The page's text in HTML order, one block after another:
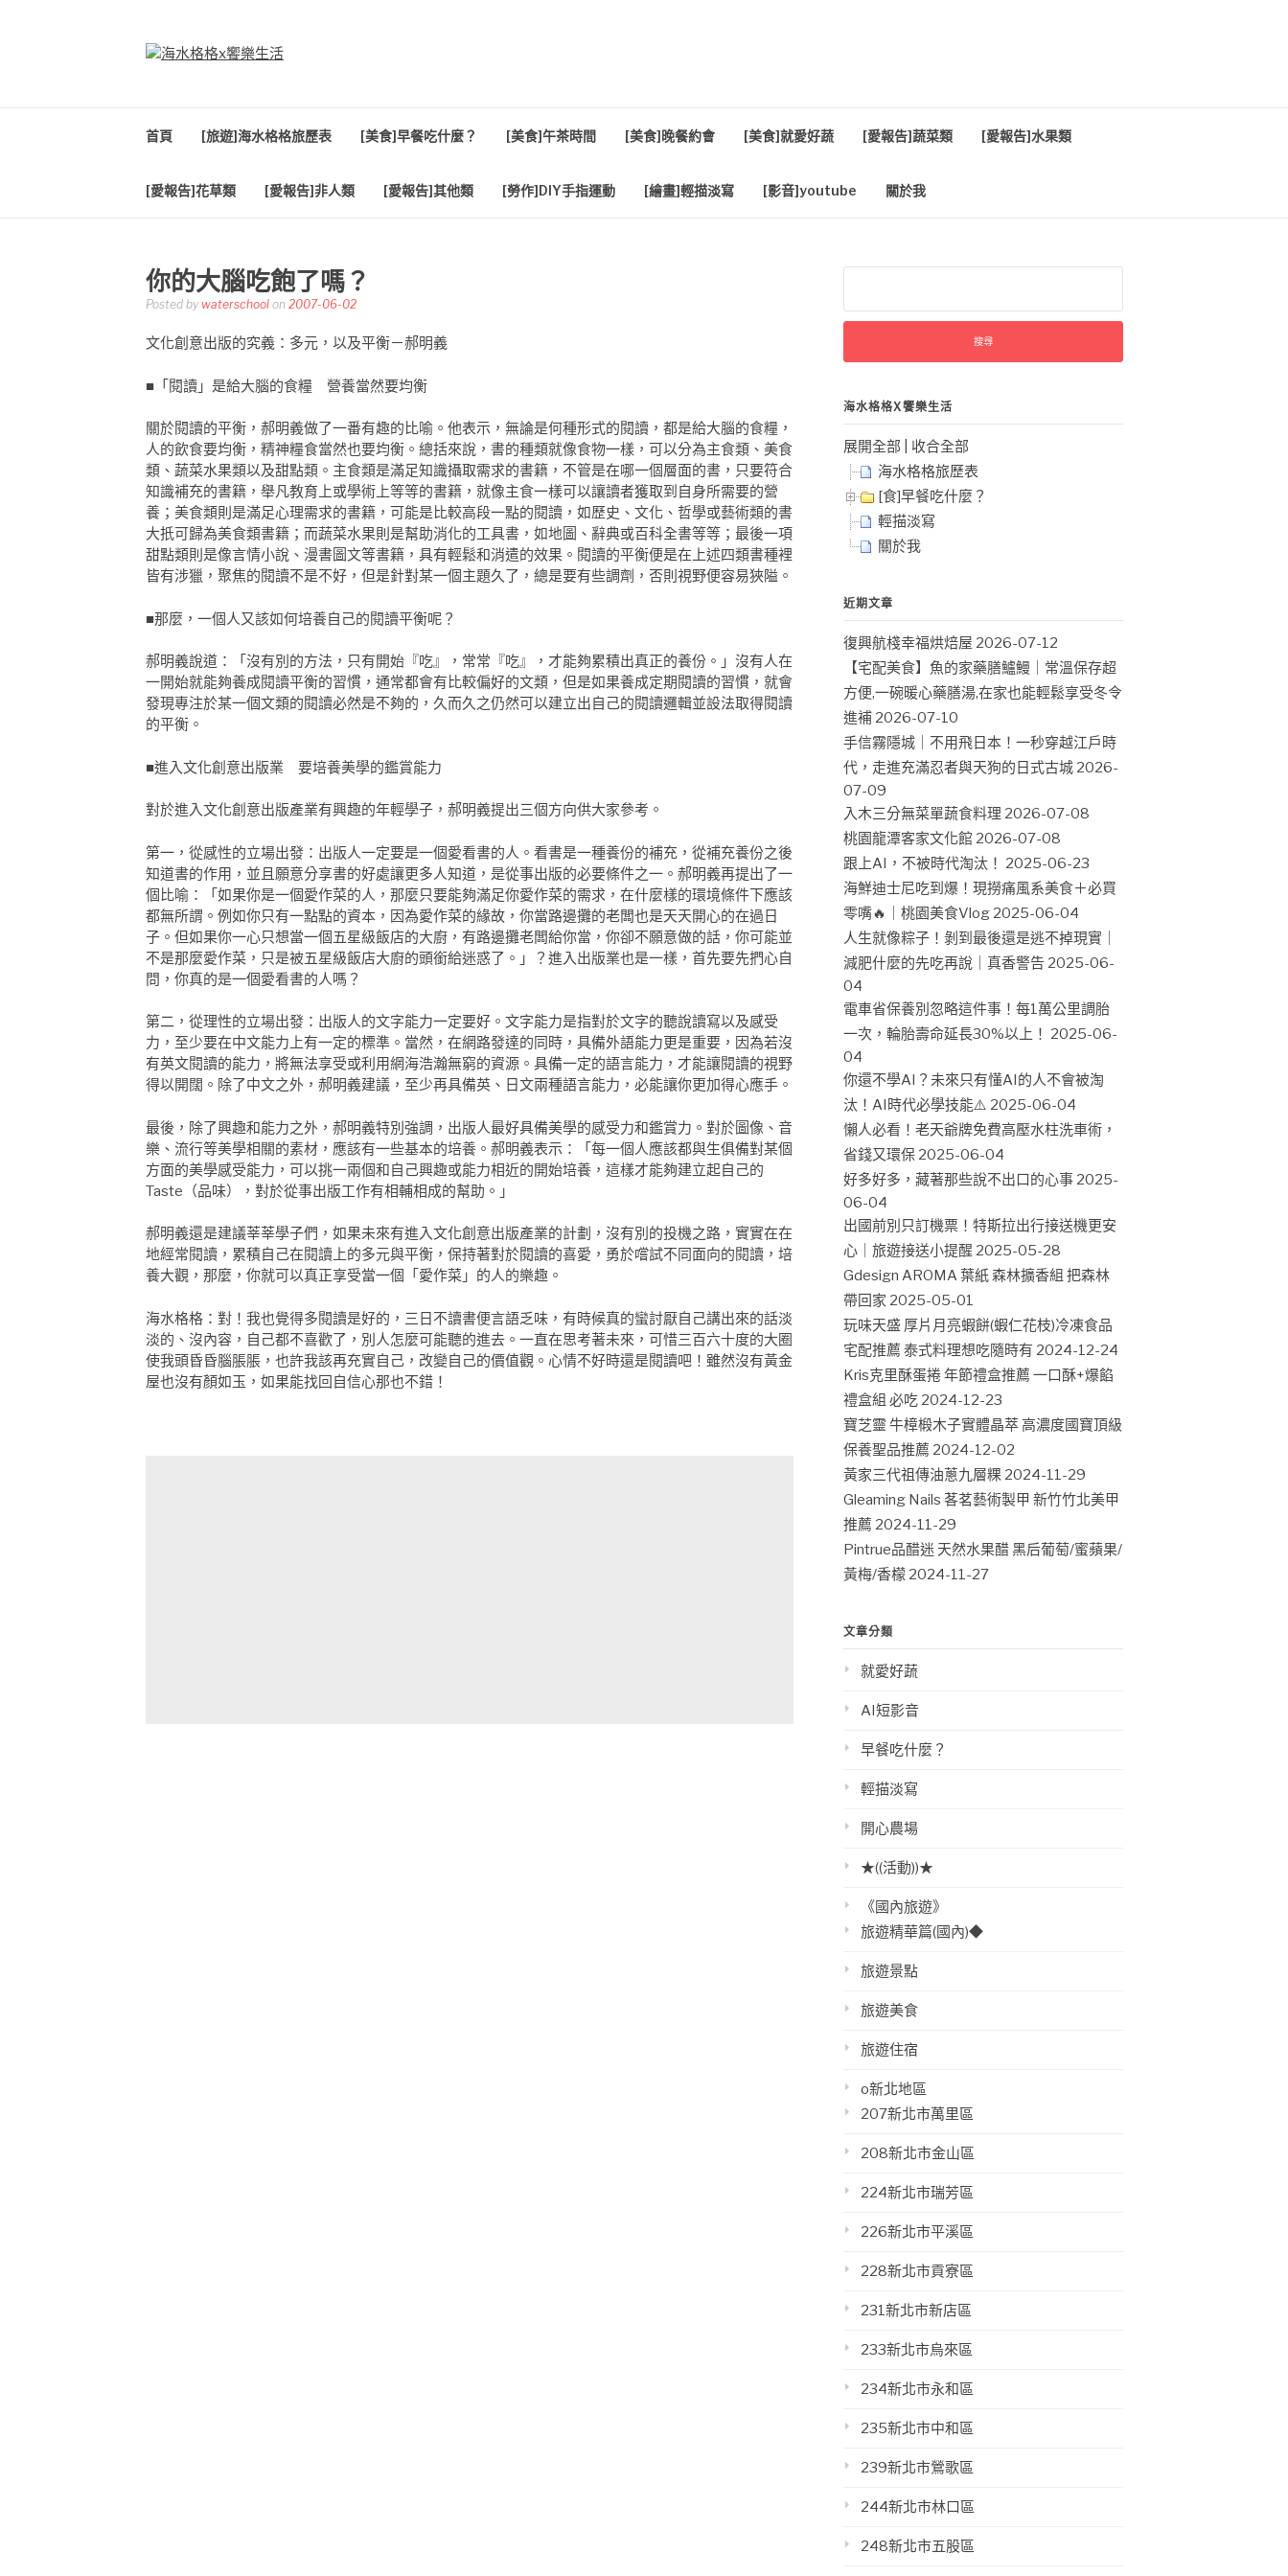
首頁 [旅遊]海水格格旅歷表 [美食]早餐吃什麼？ [美食]午茶時間 [美食]晚餐約會 [美食]就愛好蔬 [愛報告]蔬菜類 [愛報告]水果類
[愛報告]花草類 [愛報告]非人類 [愛報告]其他類 [勞作]DIY手指運動 [繪畫]輕描淡寫 [影音]youtube 關於我
你的大腦吃飽了嗎？
Posted by waterschool on 2007-06-02
文化創意出版的究義：多元，以及平衡－郝明義
■「閱讀」是給大腦的食糧 營養當然要均衡
關於閱讀的平衡，郝明義做了一番有趣的比喻。他表示，無論是何種形式的閱讀，都是給大腦的食糧，
人的飲食要均衡，精神糧食當然也要均衡。總括來說，書的種類就像食物一樣，可以分為主食類、美食
類、蔬菜水果類以及甜點類。主食類是滿足知識攝取需求的書籍，不管是在哪一個層面的書，只要符合
知識補充的書籍，舉凡教育上或學術上等等的書籍，就像主食一樣可以讓讀者獲取到自身所需要的營
養；美食類則是滿足心理需求的書籍，可能是比較高段一點的閱讀，如歷史、文化、哲學或藝術類的書
大扺可歸為美食類書籍；而蔬菜水果則是幫助消化的工具書，如地圖、辭典或百科全書等等；最後一項
甜點類則是像言情小說、漫書圖文等書籍，具有輕鬆和消遣的效果。閱讀的平衡便是在上述四類書種裡
皆有涉獵，聚焦的閱讀不是不好，但是針對某一個主題久了，總是要有些調劑，否則視野便容易狹隘。
■那麼，一個人又該如何培養自己的閱讀平衡呢？
郝明義說道：「沒有別的方法，只有開始『吃』，常常『吃』，才能夠累積出真正的養份。」沒有人在
一開始就能夠養成閱讀平衡的習慣，通常都會有比較偏好的文類，但是如果養成定期閱讀的習慣，就會
發現專注於某一個文類的閱讀必然是不夠的，久而久之仍然可以建立出自己的閱讀邏輯並設法取得閱讀
的平衡。
■進入文化創意出版業 要培養美學的鑑賞能力
對於進入文化創意出版產業有興趣的年輕學子，郝明義提出三個方向供大家參考。
第一，從感性的立場出發：出版人一定要是一個愛看書的人。看書是一種養份的補充，從補充養份之後
知道書的作用，並且願意分享書的好處讓更多人知道，是從事出版的必要條件之一。郝明義再提出了一
個比喻：「如果你是一個愛作菜的人，那麼只要能夠滿足你愛作菜的需求，在什麼樣的環境條件下應該
都無所謂。例如你只有一點點的資本，因為愛作菜的緣故，你當路邊攤的老闆也是天天開心的在過日
子。但如果你一心只想當一個五星級飯店的大廚，有路邊攤老闆給你當，你卻不願意做的話，你可能並
不是那麼愛作菜，只是被五星級飯店大廚的頭銜給迷惑了。」？進入出版業也是一樣，首先要先捫心自
問，你真的是一個愛看書的人嗎？
第二，從理性的立場出發：出版人的文字能力一定要好。文字能力是指對於文字的聽說讀寫以及感受
力，至少要在中文能力上有一定的標準。當然，在網路發達的同時，具備外語能力更是重要，因為若沒
有英文閱讀的能力，將無法享受或利用網海浩瀚無窮的資源。具備一定的語言能力，才能讓閱讀的視野
得以開闊。除了中文之外，郝明義建議，至少再具備英、日文兩種語言能力，必能讓你更加得心應手。
最後，除了興趣和能力之外，郝明義特別強調，出版人最好具備美學的感受力和鑑賞力。對於圖像、音
樂、流行等美學相關的素材，應該有一些基本的培養。郝明義表示：「每一個人應該都與生俱備對某個
方面的美學感受能力，可以挑一兩個和自己興趣或能力相近的開始培養，這樣才能夠建立起自己的
Taste（品味），對於從事出版工作有相輔相成的幫助。」
郝明義還是建議莘莘學子們，如果未來有進入文化創意出版產業的計劃，沒有別的投機之路，實實在在
地經常閱讀，累積自己在閱讀上的多元與平衡，保持著對於閱讀的喜愛，勇於嚐試不同面向的閱讀，培
養大觀，那麼，你就可以真正享受當一個「愛作菜」的人的樂趣。
海水格格：對！我也覺得多閱讀是好的，三日不讀書便言語乏味，有時候真的蠻討厭自己講出來的話淡
淡的、沒內容，自己都不喜歡了，別人怎麼可能聽的進去。一直在思考著未來，可惜三百六十度的大圈
使我頭昏昏腦脹脹，也許我該再充實自己，改變自己的價值觀。心情不好時還是閱讀吧！雖然沒有黃金
屋也沒有顏如玉，如果能找回自信心那也不錯！
關
字:
海水格格X饗樂生活
展開全部
收合全部
海水格格旅歷表
[食]早餐吃什麼？
輕描淡寫
關於我
近期文章
復興航棧幸福烘焙屋 2026-07-12
【宅配美食】魚的家藥膳鱸鰻｜常溫保存超
方便,一碗暖心藥膳湯,在家也能輕鬆享受冬令
進補 2026-07-10
手信霧隱城｜不用飛日本！一秒穿越江戶時
代，走進充滿忍者與天狗的日式古城 2026-
07-09
入木三分無菜單蔬食料理 2026-07-08
桃園龍潭客家文化館 2026-07-08
跟上AI，不被時代淘汰！ 2025-06-23
海鮮迪士尼吃到爆！現撈痛風系美食＋必買
零嘴🔥｜桃園美食Vlog 2025-06-04
人生就像粽子！剝到最後還是逃不掉現實｜
減肥什麼的先吃再說｜真香警告 2025-06-
04
電車省保養別忽略這件事！每1萬公里調胎
一次，輪胎壽命延長30%以上！ 2025-06-
04
你還不學AI？未來只有懂AI的人不會被淘
汰！AI時代必學技能⚠️ 2025-06-04
懶人必看！老天爺牌免費高壓水柱洗車術，
省錢又環保 2025-06-04
好多好多，藏著那些說不出口的心事 2025-
06-04
出國前別只訂機票！特斯拉出行接送機更安
心｜旅遊接送小提醒 2025-05-28
Gdesign AROMA 葉紙 森林擴香組 把森林
帶回家 2025-05-01
玩味天盛 厚片月亮蝦餅(蝦仁花枝)冷凍食品
宅配推薦 泰式料理想吃隨時有 2024-12-24
Kris克里酥蛋捲 年節禮盒推薦 一口酥+爆餡
禮盒組 必吃 2024-12-23
寶芝靈 牛樟椴木子實體晶萃 高濃度國寶頂級
保養聖品推薦 2024-12-02
黃家三代祖傳油蔥九層粿 2024-11-29
Gleaming Nails 茖茗藝術製甲 新竹竹北美甲
推薦 2024-11-29
Pintrue品醋迷 天然水果醋 黑后葡萄/蜜蘋果/
黃梅/香檬 2024-11-27
文章分類
就愛好蔬
AI短影音
早餐吃什麼？
輕描淡寫
開心農場
★((活動))★
《國內旅遊》
旅遊精華篇(國內)◆
旅遊景點
旅遊美食
旅遊住宿
o新北地區
207新北市萬里區
208新北市金山區
224新北市瑞芳區
226新北市平溪區
228新北市貢寮區
231新北市新店區
233新北市烏來區
234新北市永和區
235新北市中和區
239新北市鶯歌區
244新北市林口區
248新北市五股區